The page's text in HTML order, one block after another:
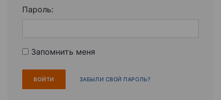
Пароль:
Запомнить меня
ЗАБЫЛИ СВОЙ ПАРОЛЬ?